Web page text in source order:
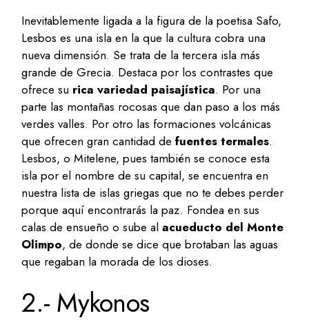
Inevitablemente ligada a la figura de la poetisa Safo,
Lesbos es una isla en la que la cultura cobra una
nueva dimensión. Se trata de la tercera isla más
grande de Grecia. Destaca por los contrastes que
ofrece su rica variedad paisajística. Por una
parte las montañas rocosas que dan paso a los más
verdes valles. Por otro las formaciones volcánicas
que ofrecen gran cantidad defuentes termales.
Lesbos, o Mitelene, pues también se conoce esta
isla por el nombre de su capital, se encuentra en
nuestra lista de islas griegas que no te debes perder
porque aquí encontrarás la paz. Fondea en sus
calas de ensueño o sube alacueducto del Monte
Olimpo, de donde se dice que brotaban las aguas
que regaban la morada de los dioses.
2.- Mykonos